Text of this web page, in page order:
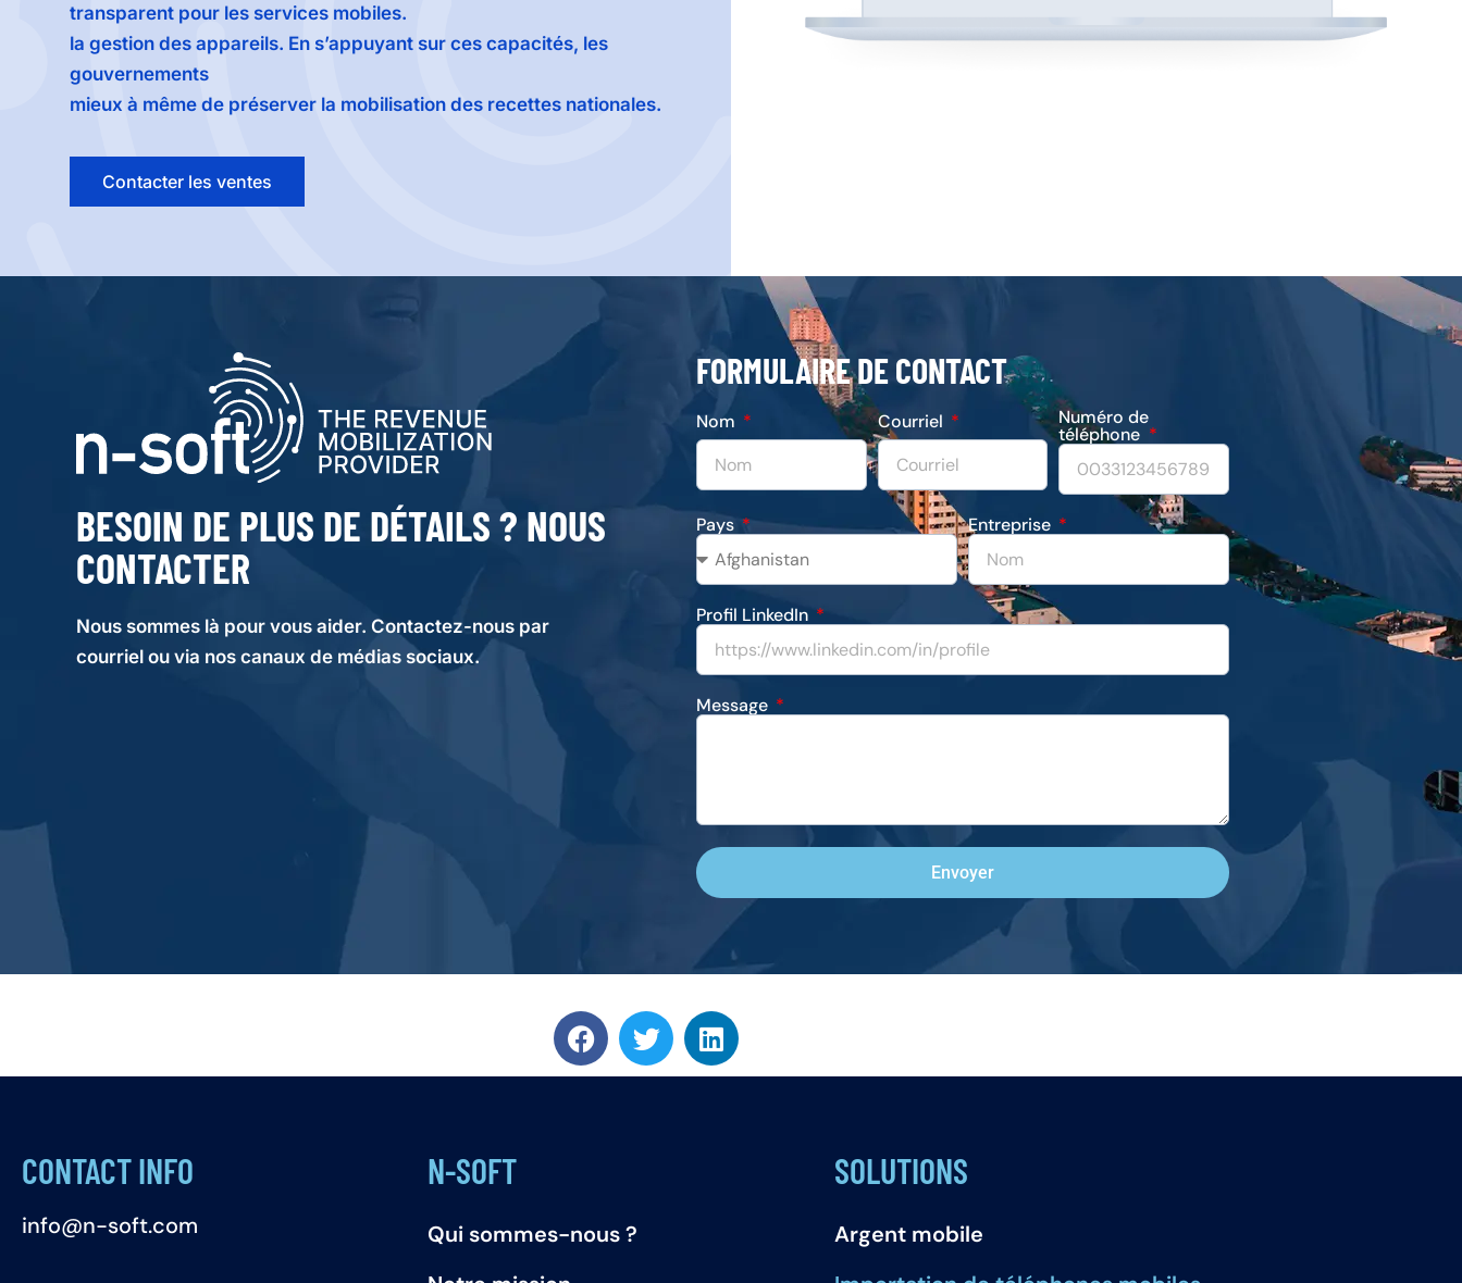
transparent pour les services mobiles.
la gestion des appareils. En s’appuyant sur ces capacités, les
gouvernements
mieux à même de préserver la mobilisation des recettes nationales.
Contacter les ventes
BESOIN DE PLUS DE DÉTAILS ? NOUS
CONTACTER
Nous sommes là pour vous aider. Contactez-nous par
courriel ou via nos canaux de médias sociaux.
FORMULAIRE DE CONTACT
Nom Courriel Numéro de
téléphone
Pays Entreprise
Profil LinkedIn
Message
Envoyer
CONTACT INFO
info@n-soft.com
N-SOFT
Qui sommes-nous ?
SOLUTIONS
Argent mobile